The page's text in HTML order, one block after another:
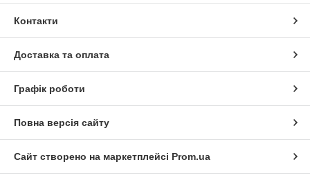
Контакти
Доставка та оплата
Графік роботи
Повна версія сайту
Сайт створено на маркетплейсі Prom.ua